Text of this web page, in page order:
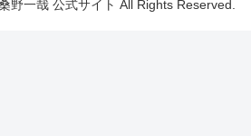
野一哉 公式サイト All Rights Reserved.